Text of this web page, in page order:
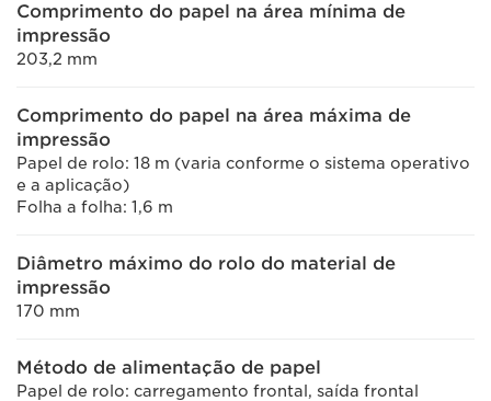
Comprimento do papel na área mínima de
impressão
203,2 mm
Comprimento do papel na área máxima de
impressão
Papel de rolo: 18 m (varia conforme o sistema operativo
e a aplicação)
Folha a folha: 1,6 m
Diâmetro máximo do rolo do material de
impressão
170 mm
Método de alimentação de papel
Papel de rolo: carregamento frontal, saída frontal